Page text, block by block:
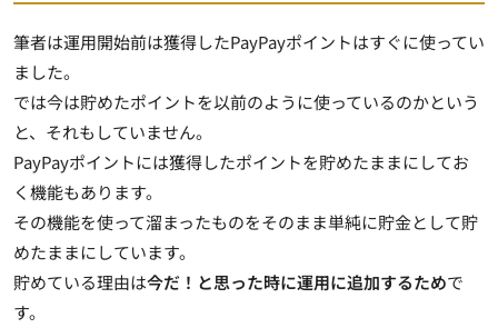
筆者は運用開始前は獲得したPayPayポイントはすぐに使ってい
ました。
では今は貯めたポイントを以前のように使っているのかという
と、それもしていません。
PayPayポイントには獲得したポイントを貯めたままにしてお
く機能もあります。
その機能を使って溜まったものをそのまま単純に貯金として貯
めたままにしています。
貯めている理由は今だ！と思った時に運用に追加するためで
す。